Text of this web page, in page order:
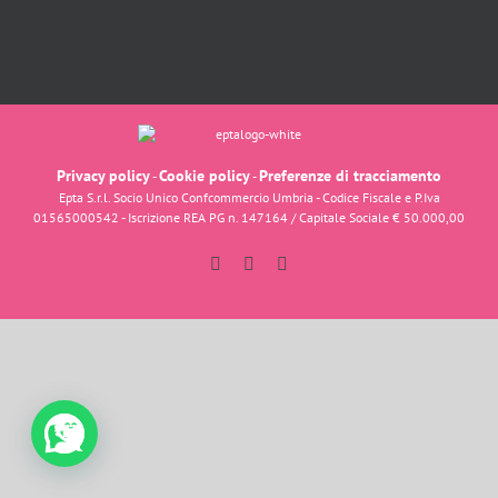
Privacy policy-Cookie policy-Preferenze di tracciamento
Epta S.r.l. Socio Unico Confcommercio Umbria - Codice Fiscale e P.Iva
01565000542 - Iscrizione REA PG n. 147164 / Capitale Sociale € 50.000,00
FacebookInstagram